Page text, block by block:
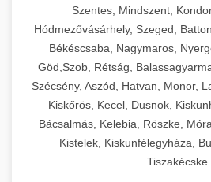
chef-
kereskedelmi
professzionális konyhák
kapacitású sütő- és
hőmérséklet-
chef-
kereskedelmi
❄️ 25. Ipari
Professzionális
kereskedelmi
Energiahatékony hűtési
kapacitással.
chef-
💧 26. Ipari
Kereskedelmi
forgalmú éttermi
ciklusok fertőtlenítési
🧀 27. Ipari
Szentes, Mindszent,
Hódmezővásárhely, Szeged,
Békéscsaba, Nagymaros,
Göd,Szob, Rétság,
Szécsény, Aszód, Hatvan, Monor,
Kiskőrös, Kecel, Dusnok,
Bácsalmás, Kelebia, Röszke,
Kistelek, Kiskunfélegyháza,
Tiszakécske